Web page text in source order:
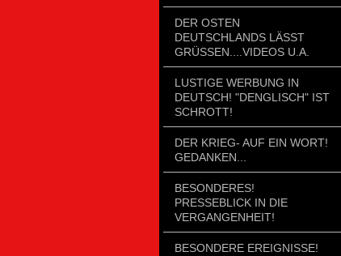
DER OSTEN
DEUTSCHLANDS LÄSST
GRÜSSEN....VIDEOS U.A.
LUSTIGE WERBUNG IN
DEUTSCH! "DENGLISCH" IST
SCHROTT!
DER KRIEG- AUF EIN WORT!
GEDANKEN...
BESONDERES!
PRESSEBLICK IN DIE
VERGANGENHEIT!
BESONDERE EREIGNISSE!